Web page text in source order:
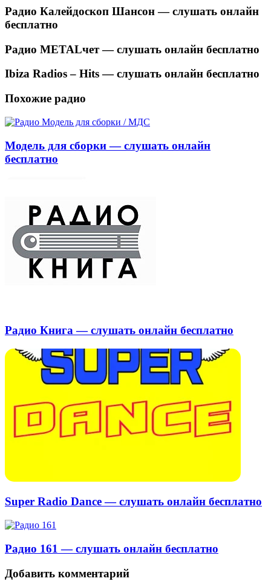
Радио Калейдоскоп Шансон — слушать онлайн
бесплатно
Радио METALчет — слушать онлайн бесплатно
Ibiza Radios – Hits — слушать онлайн бесплатно
Похожие радио
Модель для сборки — слушать онлайн
бесплатно
Радио Книга — слушать онлайн бесплатно
Super Radio Dance — слушать онлайн бесплатно
Радио 161 — слушать онлайн бесплатно
Добавить комментарий